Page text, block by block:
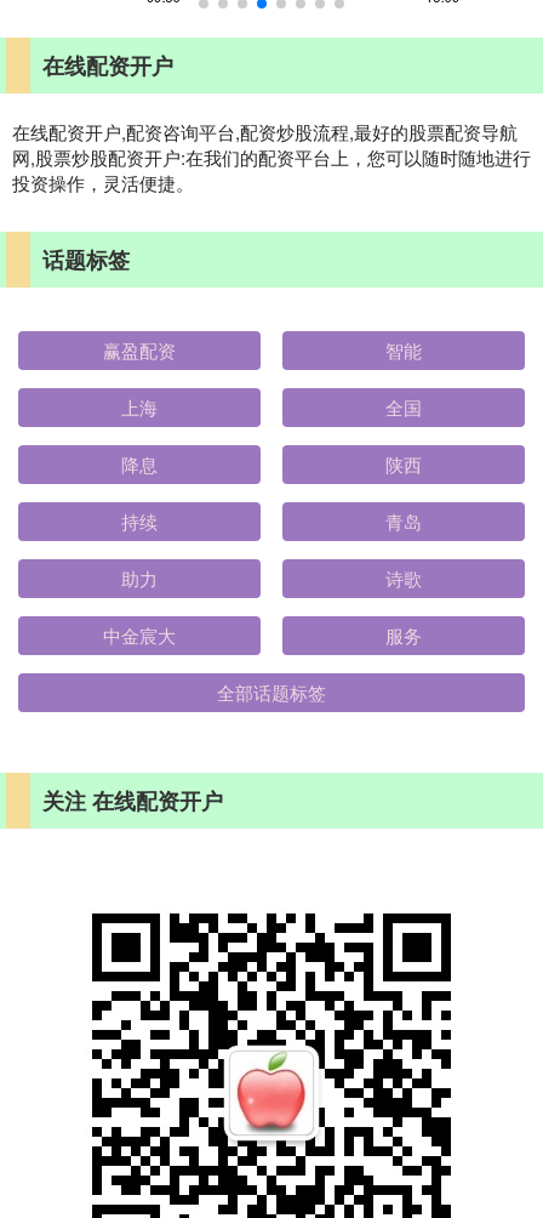
在线配资开户
在线配资开户,配资咨询平台,配资炒股流程,最好的股票配资导航
网,股票炒股配资开户:在我们的配资平台上，您可以随时随地进行
投资操作，灵活便捷。
话题标签
赢盈配资 智能
上海 全国
降息 陕西
持续 青岛
助力 诗歌
中金宸大 服务
全部话题标签
关注 在线配资开户